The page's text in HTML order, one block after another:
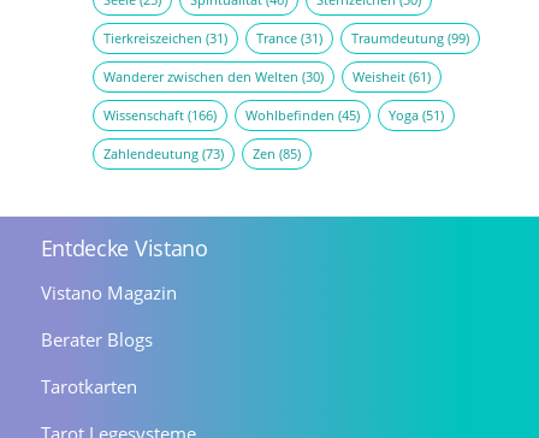
Tierkreiszeichen (31) Trance(31) Traumdeutung(99)
Wanderer zwischen den Welten (30) Weisheit(61)
Wissenschaft(166) Wohlbefinden (45) Yoga(51)
Zahlendeutung(73) Zen (85)
Entdecke Vistano
Vistano Magazin
Berater Blogs
Tarotkarten
Tarot Legesysteme